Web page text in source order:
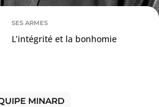
SES ARMES
L’intégrité et la bonhomie
MINARD